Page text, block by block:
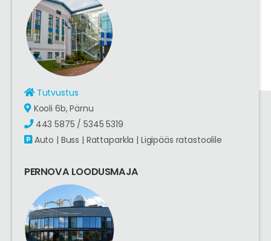
Tutvustus
Kooli 6b, Pärnu
443 5875 / 5345 5319
Auto | Buss | Rattaparkla | Ligipääs ratastoolile
PERNOVA LOODUSMAJA